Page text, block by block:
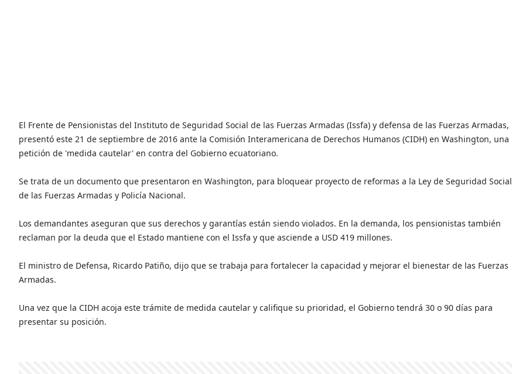
El Frente de Pensionistas del Instituto de Seguridad Social de las Fuerzas Armadas (Issfa) y defensa de las Fuerzas Armadas,
presentó este 21 de septiembre de 2016 ante la Comisión Interamericana de Derechos Humanos (CIDH) en Washington, una
petición de 'medida cautelar' en contra del Gobierno ecuatoriano.
Se trata de un documento que presentaron en Washington, para bloquear proyecto de reformas a la Ley de Seguridad Social
de las Fuerzas Armadas y Policía Nacional.
Los demandantes aseguran que sus derechos y garantías están siendo violados. En la demanda, los pensionistas también
reclaman por la deuda que el Estado mantiene con el Issfa y que asciende a USD 419 millones.
El ministro de Defensa, Ricardo Patiño, dijo que se trabaja para fortalecer la capacidad y mejorar el bienestar de las Fuerzas
Armadas.
Una vez que la CIDH acoja este trámite de medida cautelar y califique su prioridad, el Gobierno tendrá 30 o 90 días para
presentar su posición.